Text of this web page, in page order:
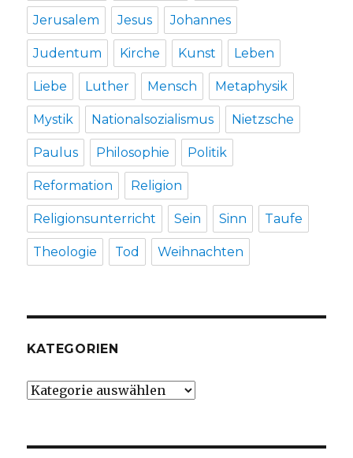
Jerusalem Jesus Johannes
Judentum Kirche Kunst Leben
Liebe Luther Mensch Metaphysik
Mystik Nationalsozialismus Nietzsche
Paulus Philosophie Politik
Reformation Religion
Religionsunterricht Sein Sinn Taufe
Theologie Tod Weihnachten
KATEGORIEN
Kategorien